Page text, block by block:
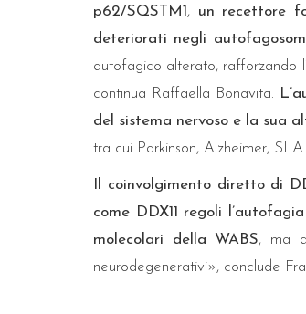
p62/SQSTM1 , un recettore
deteriorati negli
autofagico alterato, rafforzando
continua Raffaella Bonavita.
del sistema nervoso e la sua
tra cui Parkinson, Alzheimer,
Il coinvolgimento diretto di
come DDX11 regoli
molecolari della WABS, ma
neurodegenerativi», conclude